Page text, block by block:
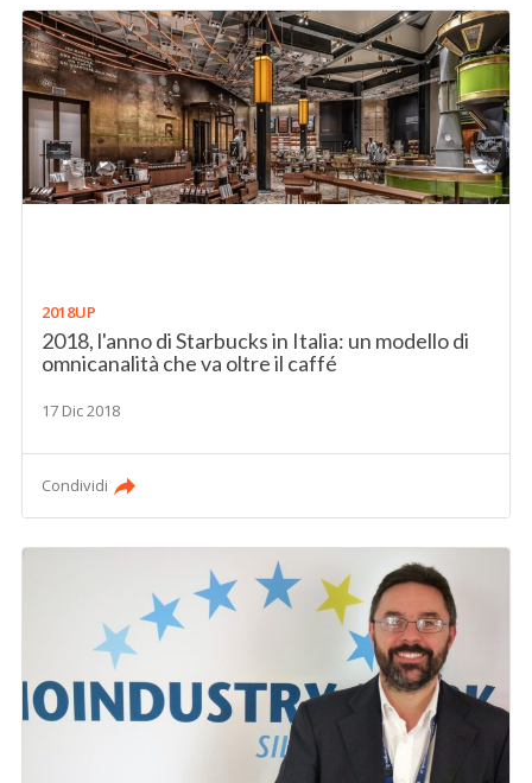
2018UP
2018, l'anno di Starbucks in Italia: un modello di
omnicanalità che va oltre il caffé
17 Dic 2018
Condividi